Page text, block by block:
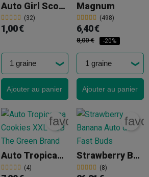
Auto Girl Scout Cookies
(32)
1,00 €
Ajouter au panier
Magnum
(498)
6,40 €
8,00 € -20%
Ajouter au panier
Auto Tropicanna Cookies XXL
(4)
favorite_border
Strawberry Banana Auto
(8)